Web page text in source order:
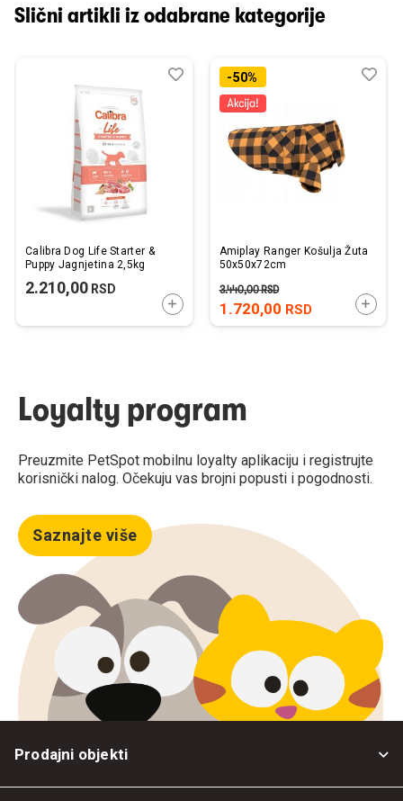
Slični artikli iz odabrane kategorije
Calibra Dog Life Starter &
Puppy Jagnjetina 2,5kg
2.210,00 RSD
DODAJTE U KORPU
Dodaj
Uporedi-50%
Amiplay Ranger Košulja Žuta
50x50x72cm
1.720,00 RSD
3.440,00RSD
Loyalty program
Preuzmite PetSpot mobilnu loyalty aplikaciju i registrujte
korisnički nalog. Očekuju vas brojni popusti i pogodnosti.
Saznajte više
Prodajni objekti